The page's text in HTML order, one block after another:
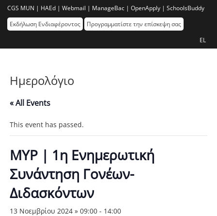
CGS MUN | HAEd | Webmail | ManageBac | OpenApply | SchoolsBuddy
Εκδήλωση Ενδιαφέροντος
Προγραμματίστε την επίσκεψη σας
EL
Ημερολόγιο
« All Events
This event has passed.
MYP | 1η Ενημερωτική
Συνάντηση Γονέων-
Διδασκόντων
13 Νοεμβρίου 2024 » 09:00 - 14:00